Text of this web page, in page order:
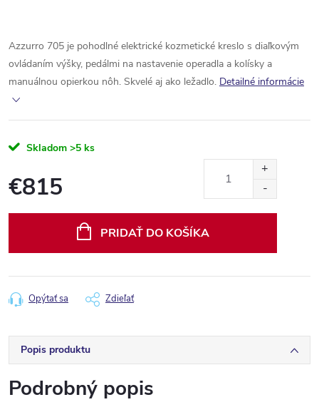
Azzurro 705 je pohodlné elektrické kozmetické kreslo s diaľkovým
ovládaním výšky, pedálmi na nastavenie operadla a kolísky a
manuálnou opierkou nôh. Skvelé aj ako ležadlo. Detailné informácie
Skladom >5 ks
€815
PRIDAŤ DO KOŠÍKA
Opýtať sa Zdieľať
Popis produktu
Podrobný popis